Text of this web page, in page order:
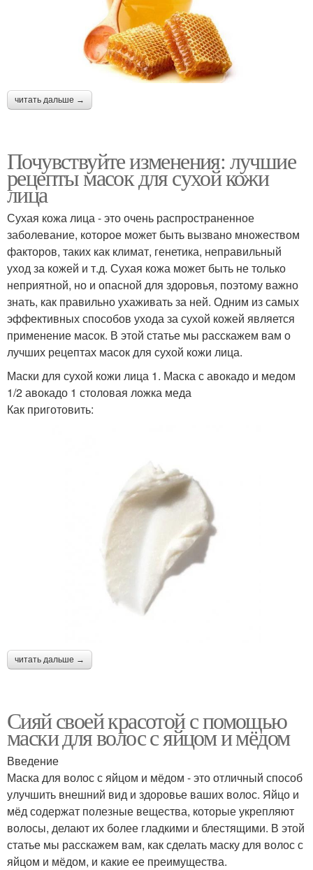
читать дальше →
Почувствуйте изменения: лучшие
рецепты масок для сухой кожи
лица
Сухая кожа лица - это очень распространенное
заболевание, которое может быть вызвано множеством
факторов, таких как климат, генетика, неправильный
уход за кожей и т.д. Сухая кожа может быть не только
неприятной, но и опасной для здоровья, поэтому важно
знать, как правильно ухаживать за ней. Одним из самых
эффективных способов ухода за сухой кожей является
применение масок. В этой статье мы расскажем вам о
лучших рецептах масок для сухой кожи лица.
Маски для сухой кожи лица 1. Маска с авокадо и медом
1/2 авокадо 1 столовая ложка меда
Как приготовить:
читать дальше →
Сияй своей красотой с помощью
маски для волос с яйцом и мёдом
Введение
Маска для волос с яйцом и мёдом - это отличный способ
улучшить внешний вид и здоровье ваших волос. Яйцо и
мёд содержат полезные вещества, которые укрепляют
волосы, делают их более гладкими и блестящими. В этой
статье мы расскажем вам, как сделать маску для волос с
яйцом и мёдом, и какие ее преимущества.